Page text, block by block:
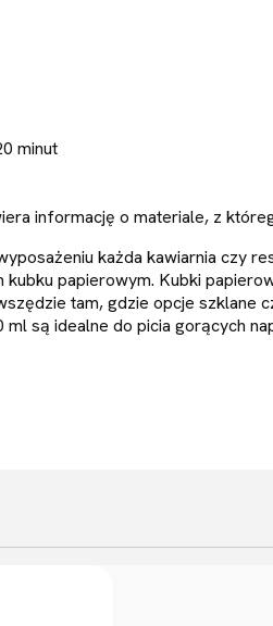
minut
informację o materiale, z
każda kawiarnia czy
papierowym. Kubki
tam, gdzie opcje szklane
są idealne do picia gorących